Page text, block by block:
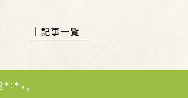
│記事一覧│
。